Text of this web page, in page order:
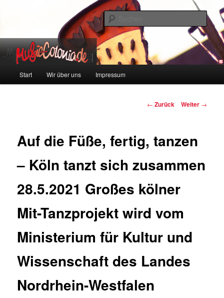
music-colonia
Start Wir über uns Impressum
Beitragsnavigation
← Zurück Weiter →
Auf die Füße, fertig, tanzen
– Köln tanzt sich zusammen
28.5.2021 Großes kölner
Mit-Tanzprojekt wird vom
Ministerium für Kultur und
Wissenschaft des Landes
Nordrhein-Westfalen